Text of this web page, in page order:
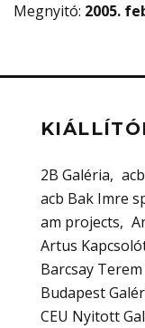
Megnyitó: 2005.
2B Galéria
acb Bak Imre
am projects
Artus
Barcsay
Budapest
CEU Nyitott